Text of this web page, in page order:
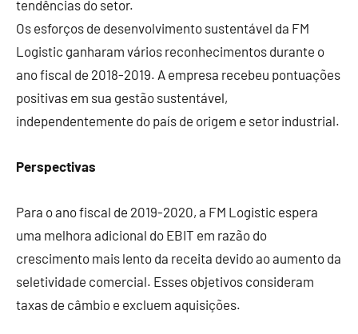
tendências do setor.
Os esforços de desenvolvimento sustentável da FM
Logistic ganharam vários reconhecimentos durante o
ano fiscal de 2018-2019. A empresa recebeu pontuações
positivas em sua gestão sustentável,
independentemente do país de origem e setor industrial.
Perspectivas
Para o ano fiscal de 2019-2020, a FM Logistic espera
uma melhora adicional do EBIT em razão do
crescimento mais lento da receita devido ao aumento da
seletividade comercial. Esses objetivos consideram
taxas de câmbio e excluem aquisições.